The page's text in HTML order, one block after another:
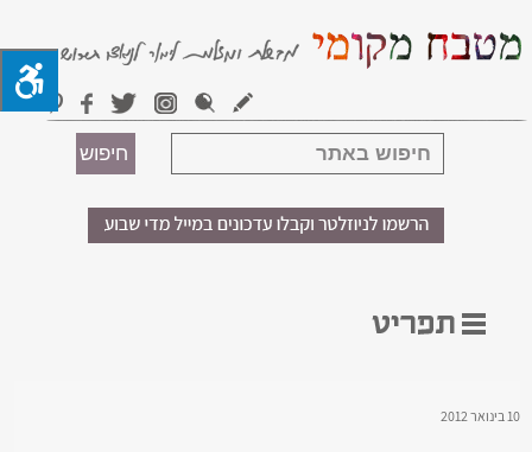
10 בינואר 2012